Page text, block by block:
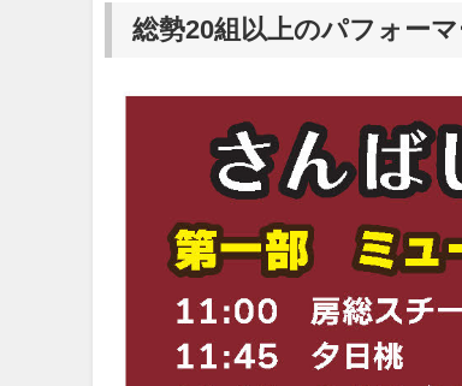
総勢20組以上のパフォー